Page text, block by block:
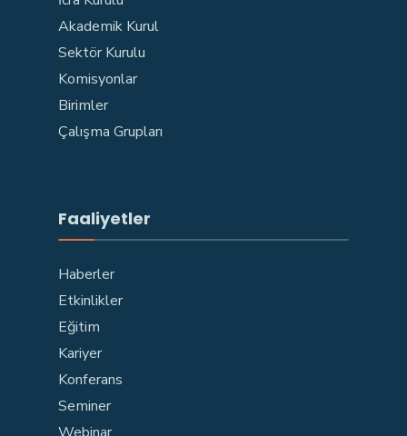
Akademik Kurul
Sektör Kurulu
Komisyonlar
Birimler
Çalışma Grupları
Faaliyetler
Haberler
Etkinlikler
Eğitim
Kariyer
Konferans
Seminer
Webinar